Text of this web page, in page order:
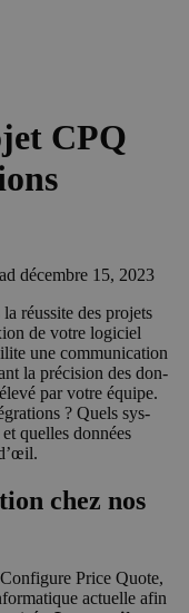
CPQ
décembre 15, 2023
réus­site des pro­jets
de votre logi­ciel
une com­mu­ni­ca­tion
la pré­ci­sion des don­
par votre équipe.
? Quels sys­
et quelles don­nées
chez nos
Price Quote,
actuelle afin